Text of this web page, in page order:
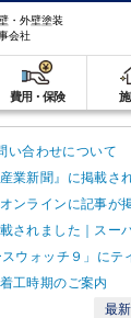
・外壁塗装
会社
費用・保険
い合わせについて
れました｜資材高騰・納期遅
記事が掲載されました｜
ました｜スーパーガ
ッチ９」にテイガク
工時期のご案内
最